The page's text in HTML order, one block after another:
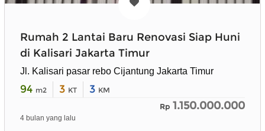
Rumah 2 Lantai Baru Renovasi Siap Huni
di Kalisari Jakarta Timur
Jl. Kalisari pasar rebo Cijantung Jakarta Timur
94 m2 3 KT 3 KM
Rp 1.150.000.000
4 bulan yang lalu